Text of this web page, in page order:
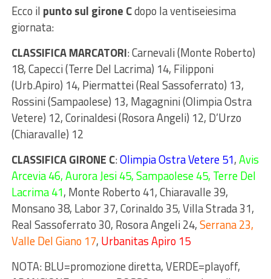
Ecco il punto sul girone Cdopo la ventiseiesima
giornata:
CLASSIFICA MARCATORI: Carnevali (Monte Roberto)
18, Capecci (Terre Del Lacrima) 14, Filipponi
(Urb.Apiro) 14, Piermattei (Real Sassoferrato) 13,
Rossini (Sampaolese) 13, Magagnini (Olimpia Ostra
Vetere) 12, Corinaldesi (Rosora Angeli) 12, D’Urzo
(Chiaravalle) 12
CLASSIFICA GIRONE C:Olimpia Ostra Vetere 51,Avis
Arcevia 46, Aurora Jesi 45, Sampaolese 45, Terre Del
Lacrima 41, Monte Roberto 41, Chiaravalle 39,
Monsano 38, Labor 37, Corinaldo 35, Villa Strada 31,
Real Sassoferrato 30, Rosora Angeli 24,Serrana 23,
Valle Del Giano 17, Urbanitas Apiro 15
NOTA: BLU=promozione diretta, VERDE=playoff,